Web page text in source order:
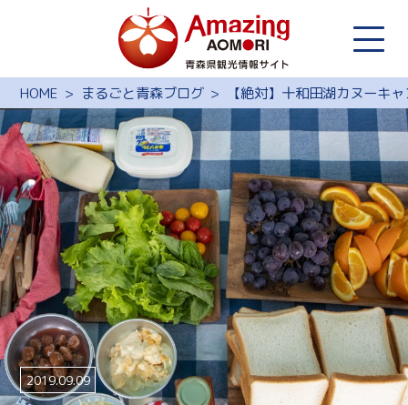
HOME まるごと青森ブログ 【絶対】十和田湖カヌーキ
2019.09.09